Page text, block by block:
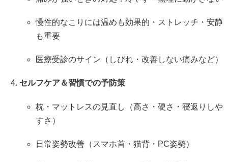
慢性的なこりには温めも効果的・ストレッチ・安静
も重要
医療受診のサイン（しびれ・改善しない痛みなど）
セルフケア＆習慣での予防策
枕・マットレスの見直し（高さ・硬さ・寝返りしや
すさ）
日常姿勢改善（スマホ首・猫背・PC姿勢）